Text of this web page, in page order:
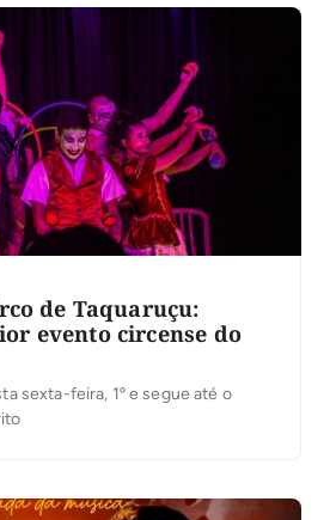
de Taquaruçu:
evento circense do
sexta-feira, 1º e segue até o